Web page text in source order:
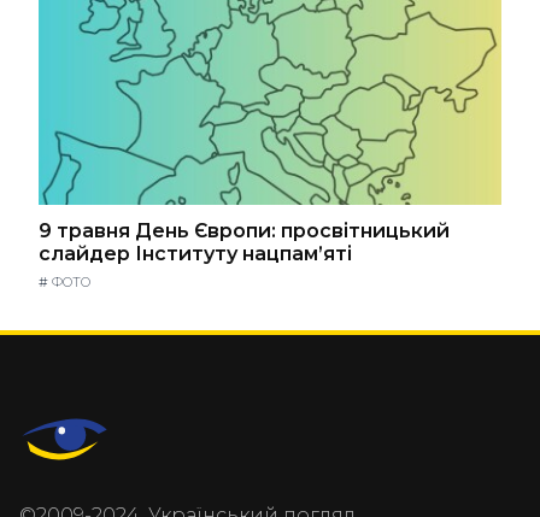
9 травня День Європи: просвітницький
слайдер Інституту нацпам’яті
# ФОТО